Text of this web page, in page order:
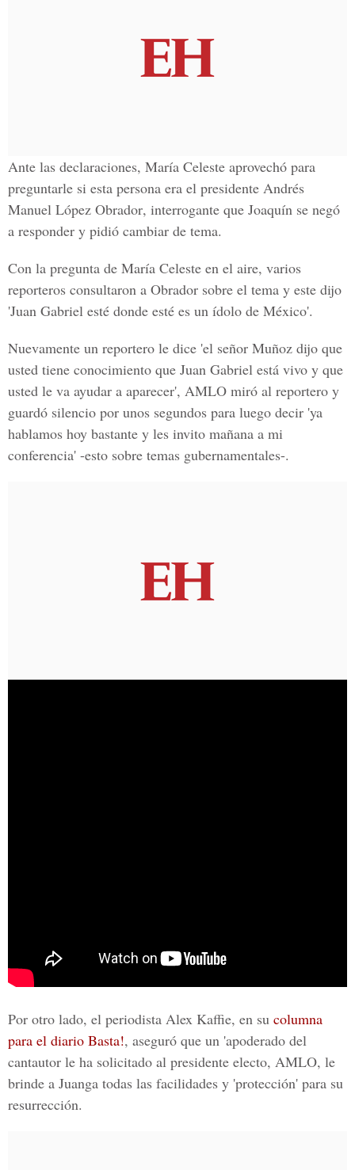
Ante las declaraciones, María Celeste aprovechó para
preguntarle si esta persona era el presidente Andrés
Manuel López Obrador, interrogante que Joaquín se negó
a responder y pidió cambiar de tema.
Con la pregunta de María Celeste en el aire, varios
reporteros consultaron a Obrador sobre el tema y este dijo
'Juan Gabriel esté donde esté es un ídolo de México'.
Nuevamente un reportero le dice 'el señor Muñoz dijo que
usted tiene conocimiento que Juan Gabriel está vivo y que
usted le va ayudar a aparecer', AMLO miró al reportero y
guardó silencio por unos segundos para luego decir 'ya
hablamos hoy bastante y les invito mañana a mi
conferencia' -esto sobre temas gubernamentales-.
Por otro lado, el periodista Alex Kaffie, en su columna
para el diario Basta!, aseguró que un 'apoderado del
cantautor le ha solicitado al presidente electo, AMLO, le
brinde a Juanga todas las facilidades y 'protección' para su
resurrección.